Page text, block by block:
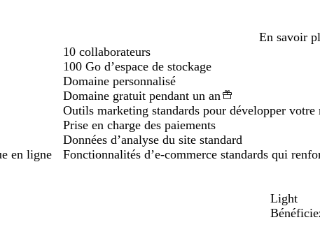
en ligne
En savoir
10 collaborateurs
100 Go d’espace de stockage
Domaine personnalisé
Domaine gratuit pendant un an
Outils marketing standards pour développer
Prise en charge des paiements
Données d’analyse du site standard
Fonctionnalités d’e-commerce standards qui
Light